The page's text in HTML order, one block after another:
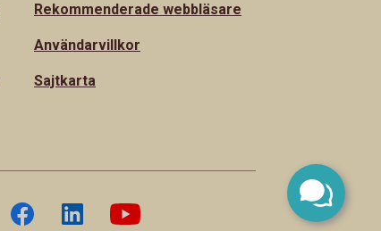
Rekommenderade webbläsare
Användarvillkor
Sajtkarta